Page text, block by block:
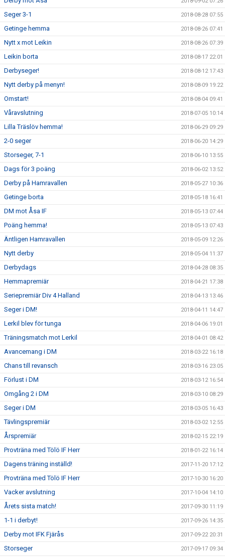
Seger 3-1 2018-08-28 07:55
Getinge hemma 2018-08-26 07:41
Nytt x mot Leikin 2018-08-26 07:39
Leikin borta 2018-08-17 22:01
Derbyseger! 2018-08-12 17:43
Nytt derby på menyn! 2018-08-09 19:22
Omstart! 2018-08-04 09:41
Våravslutning 2018-07-05 10:14
Lilla Träslöv hemma! 2018-06-29 09:29
2-0 seger 2018-06-20 14:29
Storseger, 7-1 2018-06-10 13:55
Dags för 3 poäng 2018-06-02 13:52
Derby på Hamravallen 2018-05-27 10:36
Getinge borta 2018-05-18 16:41
DM mot Åsa IF 2018-05-13 07:44
Poäng hemma! 2018-05-13 07:43
Äntligen Hamravallen 2018-05-09 12:26
Nytt derby 2018-05-04 11:37
Derbydags 2018-04-28 08:35
Hemmapremiär 2018-04-21 17:38
Seriepremiär Div 4 Halland 2018-04-13 13:46
Seger i DM! 2018-04-11 14:47
Lerkil blev för tunga 2018-04-06 19:01
Träningsmatch mot Lerkil 2018-04-01 08:42
Avancemang i DM 2018-03-22 16:18
Chans till revansch 2018-03-16 23:05
Förlust i DM 2018-03-12 16:54
Omgång 2 i DM 2018-03-10 08:29
Seger i DM 2018-03-05 16:43
Tävlingspremiär 2018-03-02 12:55
Årspremiär 2018-02-15 22:19
Provträna med Tölö IF Herr 2018-01-22 16:14
Dagens träning inställd! 2017-11-20 17:12
Provträna med Tölö IF Herr 2017-10-30 16:20
Vacker avslutning 2017-10-04 14:10
Årets sista match! 2017-09-30 11:19
1-1 i derbyt! 2017-09-26 14:35
Derby mot IFK Fjärås 2017-09-22 20:31
Storseger 2017-09-17 09:34